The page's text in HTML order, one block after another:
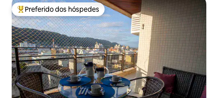
Entre os melhores preferidos dos hóspedes
Preferido dos hóspedes